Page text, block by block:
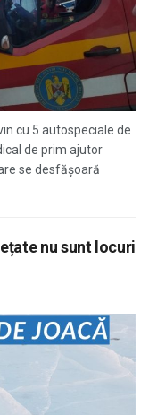
cu 5 autospeciale de
de prim ajutor
se desfășoară
nu sunt locuri